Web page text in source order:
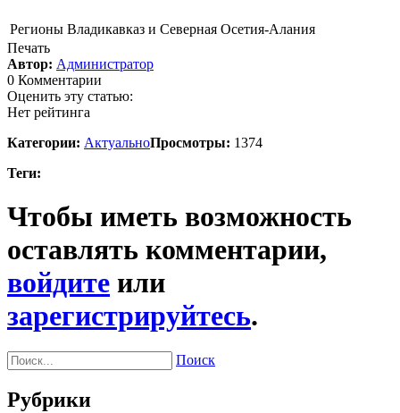
Регионы Владикавказ и Северная Осетия-Алания
Печать
Автор: Администратор
0 Комментарии
Оценить эту статью:
Нет рейтинга
Категории: АктуальноПросмотры: 1374
Теги:
Чтобы иметь возможность
оставлять комментарии,
войдите или
зарегистрируйтесь.
Поиск
Рубрики